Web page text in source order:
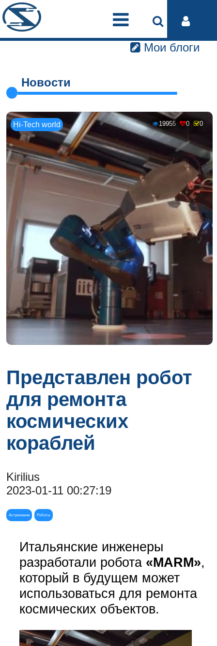
Мои блоги
Новости
Hi-Tech world 19955 0 0
Представлен робот
для ремонта
космических
кораблей
Kirilius
2023-01-11 00:27:19
Астрономия Роботы
Итальянские инженеры
разработали робота«MARM»,
который в будущем может
использоваться для ремонта
космических объектов.